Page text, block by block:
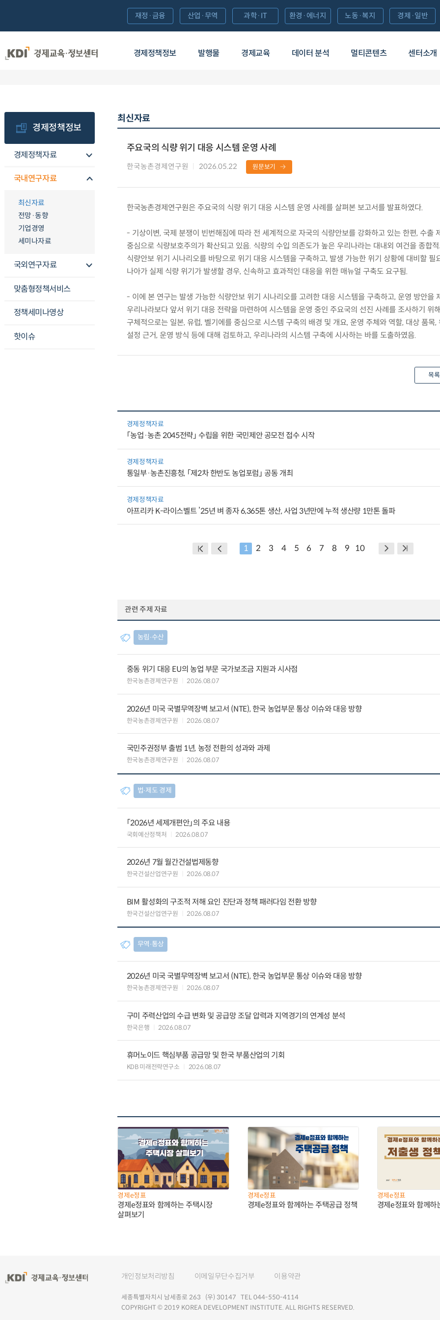
경제정책정보 발행물 경제교육 데이터 분석 멀티콘텐츠 센터소개
재정·금융 산업·무역 과학·IT 환경·에너지 노동·복지 경제·일반
경제정책정보
경제정책자료
국내연구자료
최신자료
전망·동향
기업경영
세미나자료
국외연구자료
맞춤형정책서비스
정책세미나영상
핫이슈
최신자료
주요국의 식량 위기 대응 시스템 운영 사례
한국농촌경제연구원 2026.05.22 원문보기
한국농촌경제연구원은 주요국의 식량 위기 대응 시스템 운영 사례를 살펴본 보고서를 발표하였다.
- 기상이변, 국제 분쟁이 빈번해짐에 따라 전 세계적으로 자국의 식량안보를 강화하고 있는 한편, 수출
중심으로 식량보호주의가 확산되고 있음. 식량의 수입 의존도가 높은 우리나라는 대내외 여건을 종합
식량안보 위기 시나리오를 바탕으로 위기 대응 시스템을 구축하고, 발생 가능한 위기 상황에 대비할 필
나아가 실제 식량 위기가 발생할 경우, 신속하고 효과적인 대응을 위한 매뉴얼 구축도 요구됨.
- 이에 본 연구는 발생 가능한 식량안보 위기 시나리오를 고려한 대응 시스템을 구축하고, 운영 방안을
우리나라보다 앞서 위기 대응 전략을 마련하여 시스템을 운영 중인 주요국의 선진 사례를 조사하기 위
구체적으로는 일본, 유럽, 벨기에를 중심으로 시스템 구축의 배경 및 개요, 운영 주체와 역할, 대상 품목,
설정 근거, 운영 방식 등에 대해 검토하고, 우리나라의 시스템 구축에 시사하는 바를 도출하였음.
목
경제정책자료
「농업·농촌 2045전략」 수립을 위한 국민제안 공모전 접수 시작
경제정책자료
통일부·농촌진흥청, 「제2차 한반도 농업포럼」 공동 개최
경제정책자료
아프리카 K-라이스벨트 ’25년 벼 종자 6,365톤 생산, 사업 3년만에 누적 생산량 1만톤 돌파
1 2 3 4 5 6 7 8 9 10
관련 주제 자료
농림∙수산
중동 위기 대응 EU의 농업 부문 국가보조금 지원과 시사점
한국농촌경제연구원 2026.08.07
2026년 미국 국별무역장벽 보고서 (NTE), 한국 농업부문 통상 이슈와 대응 방향
한국농촌경제연구원 2026.08.07
국민주권정부 출범 1년, 농정 전환의 성과와 과제
한국농촌경제연구원 2026.08.07
법∙제도 경제
「2026년 세제개편안」의 주요 내용
국회예산정책처 2026.08.07
2026년 7월 월간건설법제동향
한국건설산업연구원 2026.08.07
BIM 활성화의 구조적 저해 요인 진단과 정책 패러다임 전환 방향
한국건설산업연구원 2026.08.07
무역∙통상
2026년 미국 국별무역장벽 보고서 (NTE), 한국 농업부문 통상 이슈와 대응 방향
한국농촌경제연구원 2026.08.07
구미 주력산업의 수급 변화 및 공급망 조달 압력과 지역경기의 연계성 분석
한국은행 2026.08.07
휴머노이드 핵심부품 공급망 및 한국 부품산업의 기회
KDB 미래전략연구소 2026.08.07
경제e정표
경제e정표와 함께하는 주택시장
살펴보기
경제e정표
경제e정표와 함께하는 주택공급 정책
경제e정표
경제e정표와 함께하
개인정보처리방침 이메일무단수집거부 이용약관
세종특별자치시 남세종로 263 (우) 30147 TEL 044-550-4114
COPYRIGHT © 2019 KOREA DEVELOPMENT INSTITUTE. ALL RIGHTS RESERVED.